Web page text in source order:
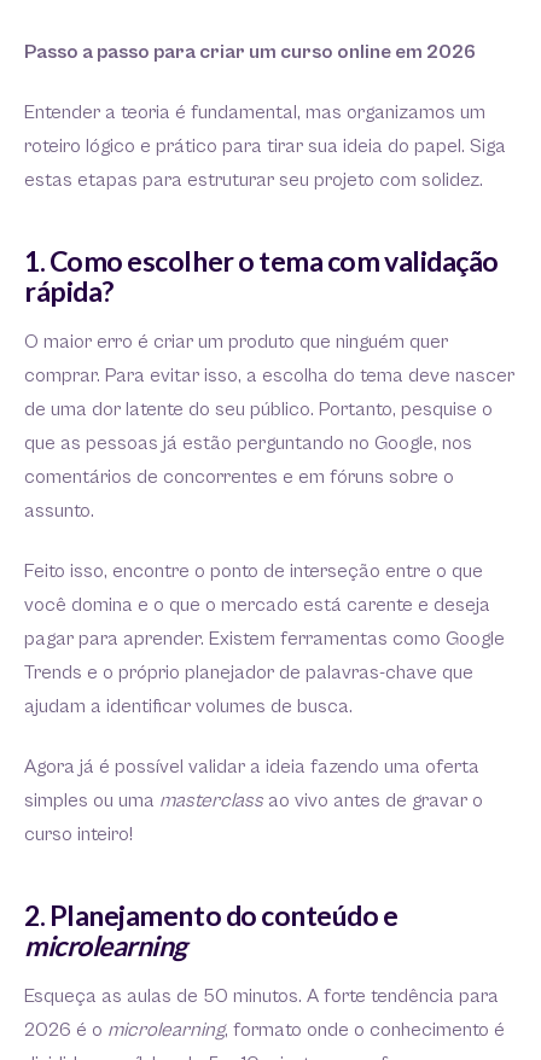
Passo a passo para criar um curso online em 2026
Entender a teoria é fundamental, mas organizamos um
roteiro lógico e prático para tirar sua ideia do papel. Siga
estas etapas para estruturar seu projeto com solidez.
1. Como escolher o tema com validação
rápida?
O maior erro é criar um produto que ninguém quer
comprar. Para evitar isso, a escolha do tema deve nascer
de uma dor latente do seu público. Portanto, pesquise o
que as pessoas já estão perguntando no Google, nos
comentários de concorrentes e em fóruns sobre o
assunto.
Feito isso, encontre o ponto de interseção entre o que
você domina e o que o mercado está carente e deseja
pagar para aprender. Existem ferramentas como Google
Trends e o próprio planejador de palavras-chave que
ajudam a identificar volumes de busca.
Agora já é possível validar a ideia fazendo uma oferta
simples ou uma masterclass ao vivo antes de gravar o
curso inteiro!
2. Planejamento do conteúdo e
microlearning
Esqueça as aulas de 50 minutos. A forte tendência para
2026 é o microlearning, formato onde o conhecimento é